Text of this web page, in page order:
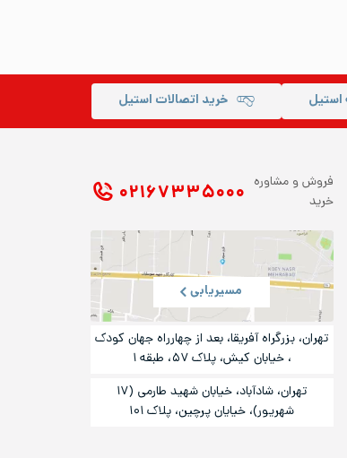
استیل خرید اتصالات استیل
فروش و مشاوره
خرید
۰۲۱ ۶۷۳۳۵۰۰۰
مسیریابی
تهران، بزرگراه آفریقا، بعد از چهارراه جهان کودک
، خیابان کیش، پلاک ۵۷، طبقه ۱
تهران، شادآباد، خیابان شهید طارمی (۱۷
شهریور)، خیایان پرچین، پلاک ۱۰۱